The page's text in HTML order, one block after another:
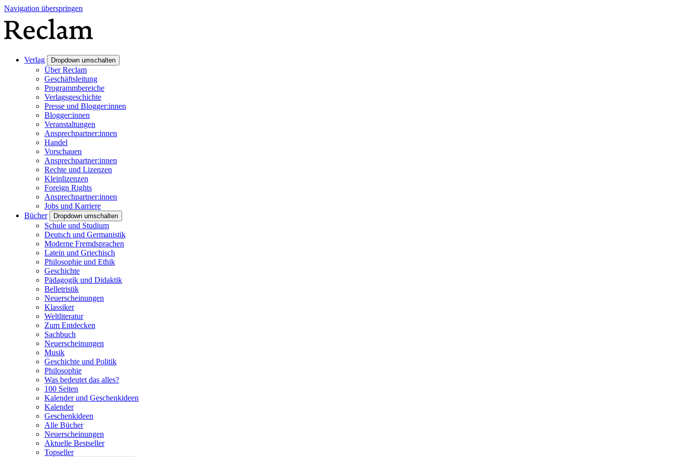
Navigation überspringen
Verlag Dropdown umschalten
Über Reclam
Geschäftsleitung
Programmbereiche
Verlagsgeschichte
Presse und Blogger:innen
Blogger:innen
Veranstaltungen
Ansprechpartner:innen
Handel
Vorschauen
Ansprechpartner:innen
Rechte und Lizenzen
Kleinlizenzen
Foreign Rights
Ansprechpartner:innen
Jobs und Karriere
Bücher
Dropdown umschalten
Schule und Studium
Deutsch und Germanistik
Moderne Fremdsprachen
Latein und Griechisch
Philosophie und Ethik
Geschichte
Pädagogik und Didaktik
Belletristik
Neuerscheinungen
Klassiker
Weltliteratur
Zum Entdecken
Sachbuch
Neuerscheinungen
Musik
Geschichte und Politik
Philosophie
Was bedeutet das alles?
100 Seiten
Kalender und Geschenkideen
Kalender
Geschenkideen
Alle Bücher
Neuerscheinungen
Aktuelle Bestseller
Topseller